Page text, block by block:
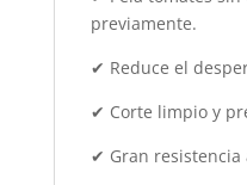
previamente.
✔ Reduce el
✔ Corte limpio y
✔ Gran resistencia